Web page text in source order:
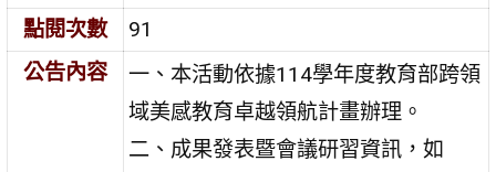
點閱次數
91
公告內容
一、本活動依據114學年度教育部跨領
域美感教育卓越領航計畫辦理。
二、成果發表暨會議研習資訊，如